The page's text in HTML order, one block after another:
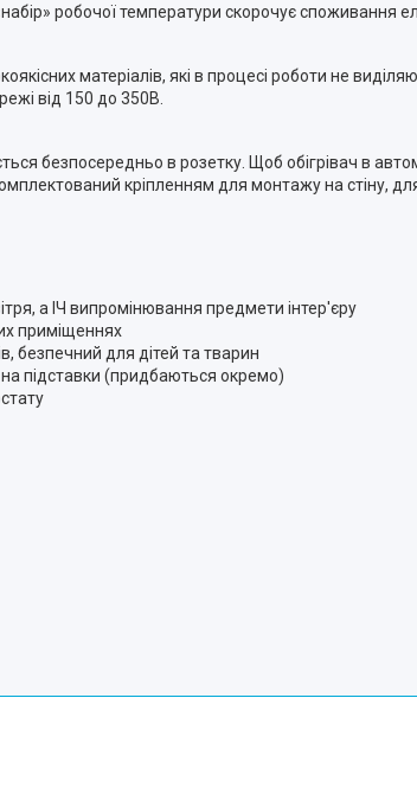
робочої температури скорочує споживання
матеріалів, які в процесі роботи не
від 150 до 350В.
безпосередньо в розетку. Щоб обігрівач в
кріпленням для монтажу на стіну,
а ІЧ випромінювання предмети інтер'єру
приміщеннях
безпечний для дітей та тварин
підставки (придбаються окремо)